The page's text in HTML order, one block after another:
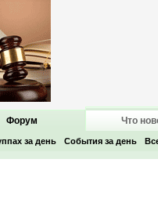
Форум Что
за день События за день